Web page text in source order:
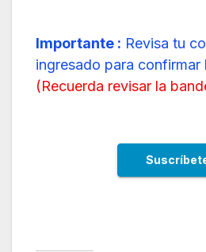
Importante : Revisa tu
ingresado para confirmar
(Recuerda revisar la